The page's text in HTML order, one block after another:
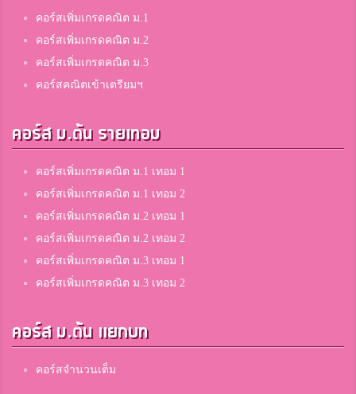
คอร์สเพิ่มเกรดคณิต ม.1
คอร์สเพิ่มเกรดคณิต ม.2
คอร์สเพิ่มเกรดคณิต ม.3
คอร์สคณิตเข้าเตรียมฯ
คอร์ส ม.ต้น รายเทอม
คอร์สเพิ่มเกรดคณิต ม.1 เทอม 1
คอร์สเพิ่มเกรดคณิต ม.1 เทอม 2
คอร์สเพิ่มเกรดคณิต ม.2 เทอม 1
คอร์สเพิ่มเกรดคณิต ม.2 เทอม 2
คอร์สเพิ่มเกรดคณิต ม.3 เทอม 1
คอร์สเพิ่มเกรดคณิต ม.3 เทอม 2
คอร์ส ม.ต้น แยกบท
คอร์สจำนวนเต็ม